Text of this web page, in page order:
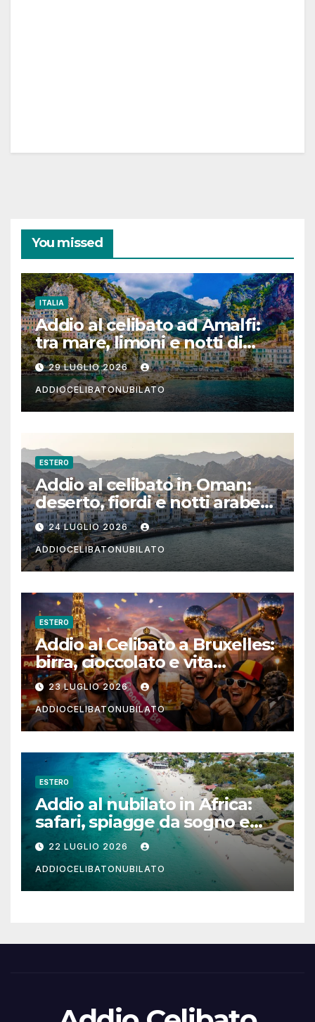
You missed
ITALIA
Addio al celibato ad Amalfi:
tra mare, limoni e notti di
festa in Costiera Amalfitana
29 LUGLIO 2026
ADDIOCELIBATONUBILATO
ESTERO
Addio al celibato in Oman:
deserto, fiordi e notti arabe
tra Muscat e Musandam
24 LUGLIO 2026
ADDIOCELIBATONUBILATO
ESTERO
Addio al Celibato a Bruxelles:
birra, cioccolato e vita
notturna per un weekend
indimenticabile
23 LUGLIO 2026
ADDIOCELIBATONUBILATO
ESTERO
Addio al nubilato in Africa:
safari, spiagge da sogno e
città magiche
22 LUGLIO 2026
ADDIOCELIBATONUBILATO